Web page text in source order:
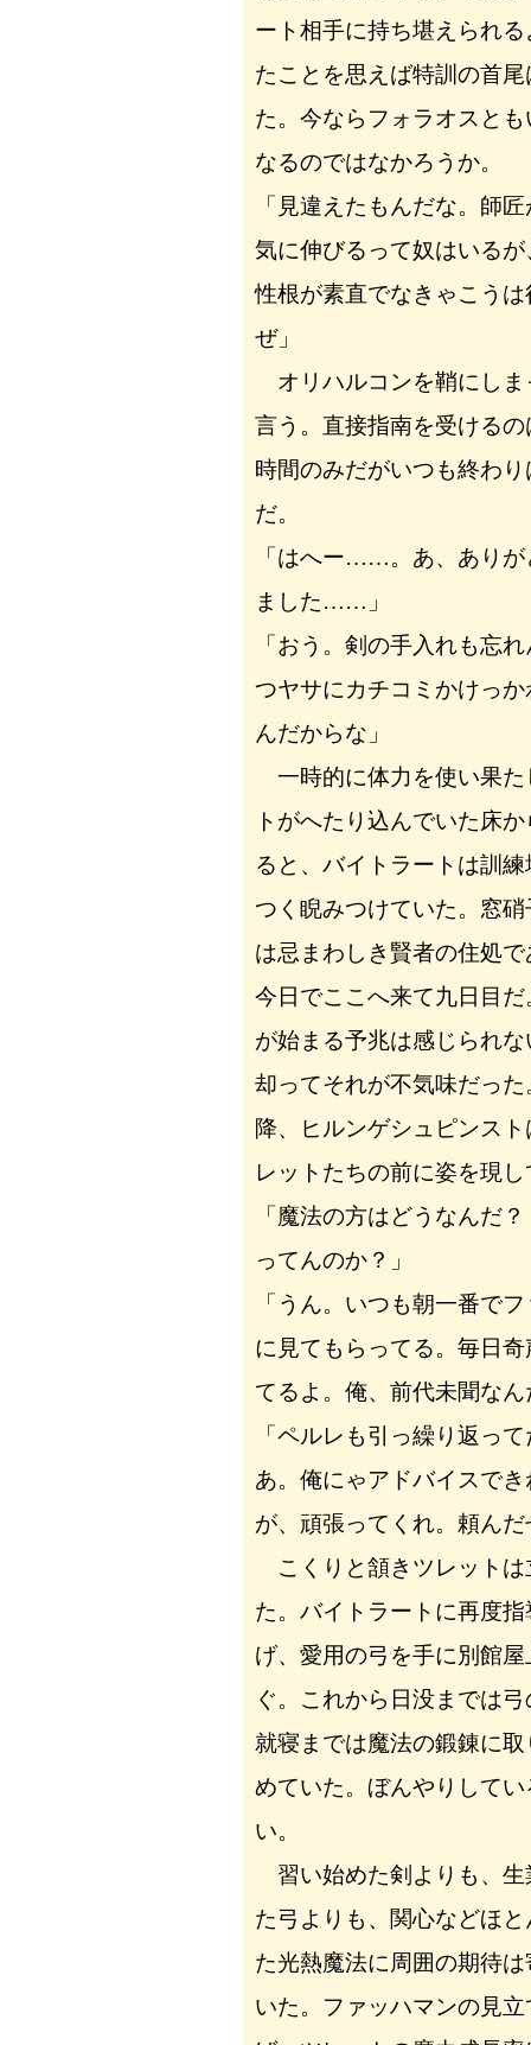
ート相手に持ち堪えられ
たことを思えば特訓の首
た。今ならフォラオスと
なるのではなかろうか。
「見違えたもんだな。師
気に伸びるって奴はいる
性根が素直でなきゃこう
ぜ」
オリハルコンを鞘にしま
言う。直接指南を受ける
時間のみだがいつも終わ
だ。
「はへー……。あ、ありが
ました……」
「おう。剣の手入れも忘
つヤサにカチコミかけっ
んだからな」
一時的に体力を使い果た
トがへたり込んでいた床
ると、バイトラートは訓
つく睨みつけていた。窓
は忌まわしき賢者の住処
今日でここへ来て九日目
が始まる予兆は感じられ
却ってそれが不気味だっ
降、ヒルンゲシュピンス
レットたちの前に姿を現
「魔法の方はどうなんだ
ってんのか？」
「うん。いつも朝一番で
に見てもらってる。毎日
てるよ。俺、前代未聞な
「ペルレも引っ繰り返っ
あ。俺にゃアドバイスで
が、頑張ってくれ。頼んだ
こくりと頷きツレットは
た。バイトラートに再度
げ、愛用の弓を手に別館
ぐ。これから日没までは
就寝までは魔法の鍛錬に
めていた。ぼんやりして
い。
習い始めた剣よりも、生
た弓よりも、関心などほ
た光熱魔法に周囲の期待
いた。ファッハマンの見